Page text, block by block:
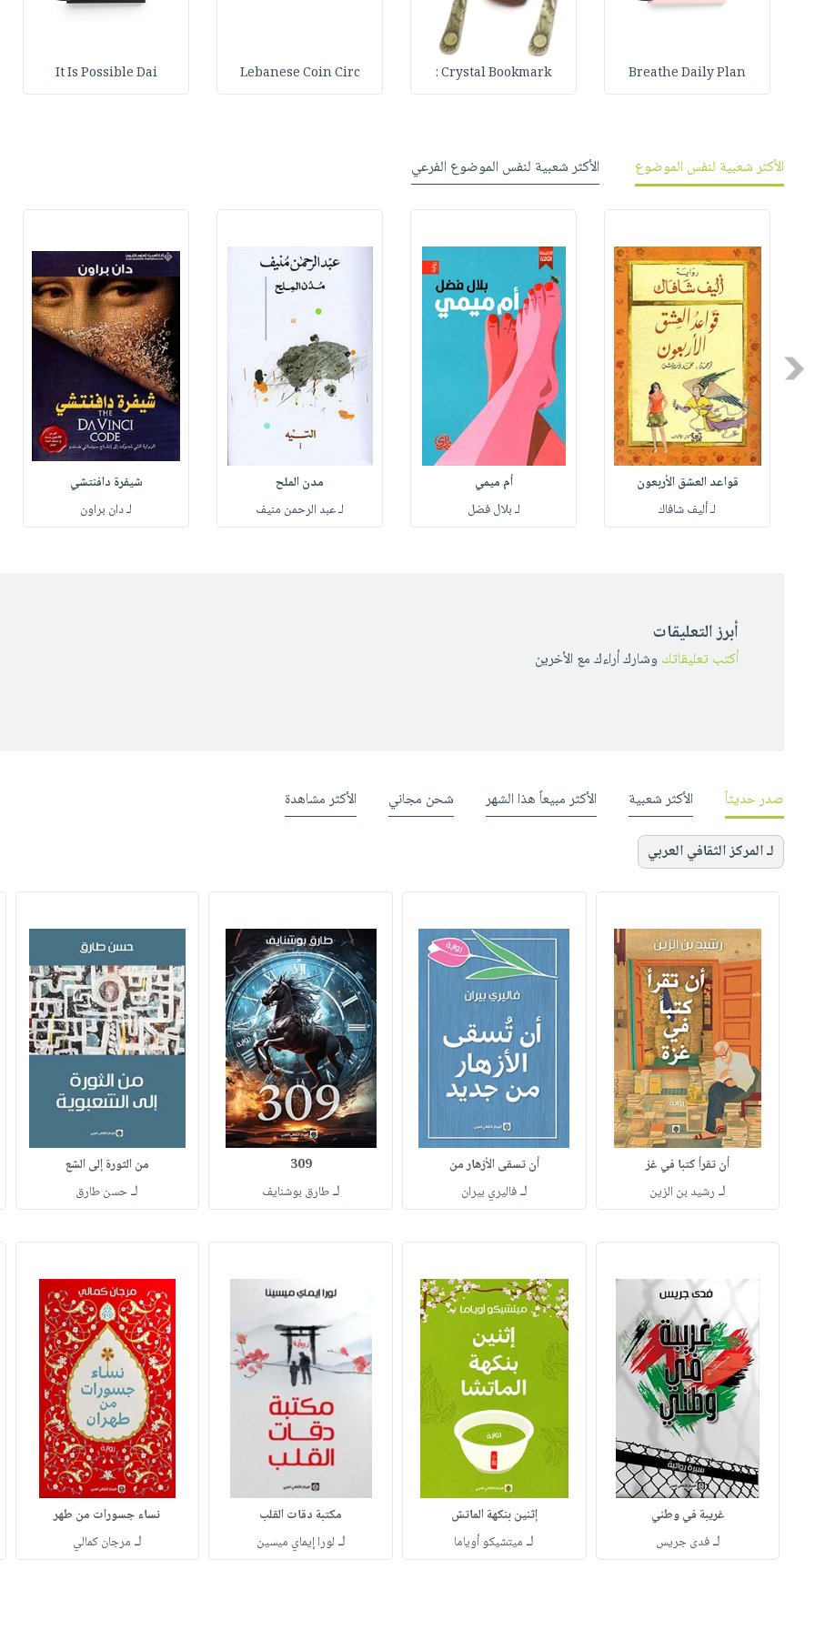
Breathe Daily Plan
Crystal Bookmark :
Lebanese Coin Circ
It Is Possible Dai
الأكثر شعبية لنفس الموضوع الأكثر شعبية لنفس الموضوع الفرعي
Previous
قواعد العشق الأربعون
لـ أليف شافاك
أم ميمي
لـ بلال فضل
مدن الملح
لـ عبد الرحمن منيف
شيفرة دافنتشي
لـ دان براون
أبرز التعليقات
أكتب تعليقاتك وشارك أراءك مع الأخرين
صدر حديثاً الأكثر شعبية الأكثر مبيعاً هذا الشهر شحن مجاني الأكثر مشاهدة
لـ المركز الثقافي العربي
أن تقرأ كتبا في غز
لـ رشيد بن الزين
أن تسقى الأزهار من
لـفاليري بيران
309
لـطارق بوشنايف
من الثورة إلى الشع
لـحسن طارق
غريبة في وطني
لـفدى جريس
إثنين بنكهة الماتش
لـ ميتشيكو أوياما
مكتبة دقات القلب
لـ لورا إيماي ميسين
نساء جسورات من طهر
لـ مرجان كمالي